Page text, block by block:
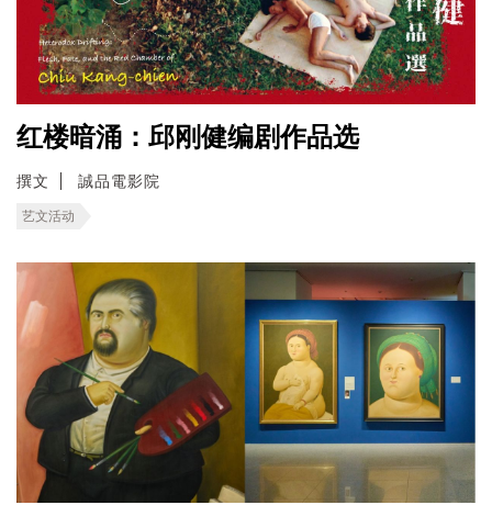
红楼暗涌：邱刚健编剧作品选
撰文 誠品電影院
艺文活动